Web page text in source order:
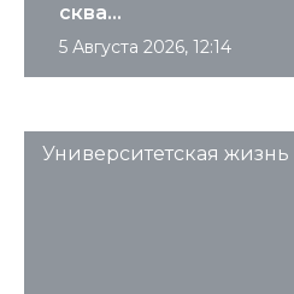
5 Августа 2026, 12:14
сква...
Университетская жизнь